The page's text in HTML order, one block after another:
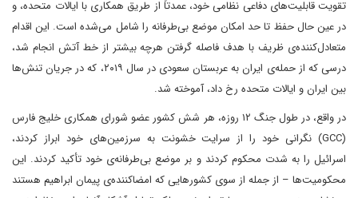
تقویت قابلیت‌های دفاعی نظامی خود، عمدتاً از طریق همکاری با ایالات متحده، و
در عین حال حفظ تا حد امکان موضع بی‌طرفانه را شامل می‌شده‌ است. این اقدام
متعادل‌کننده‌ی ظریف با هدف فاصله گرفتن هرچه بیشتر از خط آتش انجام شد،
درسی که از حمله‌ی ایران به عربستان سعودی در سال ۲۰۱۹، که در جریان تنش‌ها
بین ایران و ایالات متحده رخ داد، آموخته شد.
در واقع، در طول جنگ ۱۲ روزه، هر شش کشور عضو شورای همکاری خلیج فارس
(GCC) نگرانی خود را از سرایت خشونت به سرزمین‌های خود ابراز کردند،
اسرائیل را به شدت محکوم کردند و بر موضع بی‌طرفانه‌ی خود تأکید کردند. این
محکومیت‌ها – از جمله از سوی کشورهایی که امضاکننده‌ی پیمان ابراهیم هستند